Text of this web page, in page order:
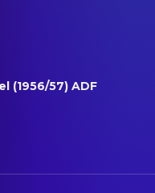
(1956/57) ADF